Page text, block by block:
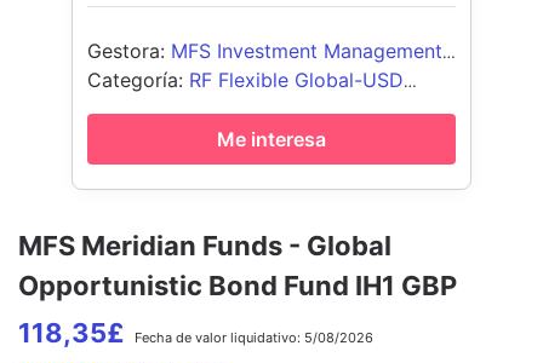
MFS Meridian Funds - Global
Opportunistic Bond Fund IH1 GBP
118,35£ Fecha de valor liquidativo: 5/08/2026
Gestora: MFS Investment Management
Company (Lux) S.à.r.l
Categoría: RF Flexible Global-USD
Cubierto
Me interesa